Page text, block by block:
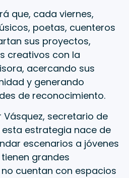
que, cada viernes,
poetas, cuenteros
sus proyectos,
creativos con la
acercando sus
y generando
de reconocimiento.
Vásquez, secretario de
esta estrategia nace de
escenarios a jóvenes
grandes
cuentan con espacios